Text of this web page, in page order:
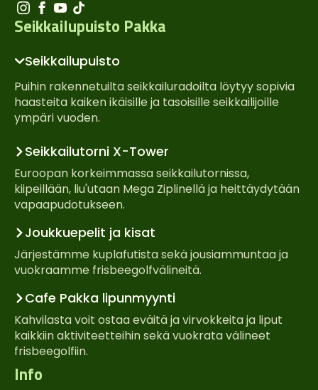
Seikkailupuisto Pakka
Seikkailupuisto
Puihin rakennetuilta seikkailuradoilta löytyy sopivia
haasteita kaiken ikäisille ja tasoisille seikkailijoille
ympäri vuoden.
Seikkailutorni X-Tower
Euroopan korkeimmassa seikkailutornissa,
kiipeillään, liu'utaan Mega Ziplinellä ja heittäydytään
vapaapudotukseen.
Joukkuepelit ja kisat
Järjestämme kuplafutista sekä jousiammuntaa ja
vuokraamme frisbeegolfvälineitä.
Cafe Pakka lipunmyynti
Kahvilasta voit ostaa eväitä ja virvokkeita ja liput
kaikkiin aktiviteetteihin sekä vuokrata välineet
frisbeegolfiin.
Info